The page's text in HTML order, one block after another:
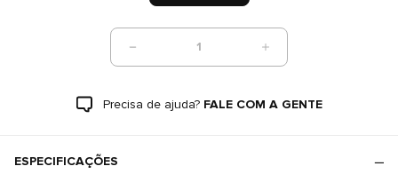
1
Precisa de ajuda? FALE COM A GENTE
ESPECIFICAÇÕES